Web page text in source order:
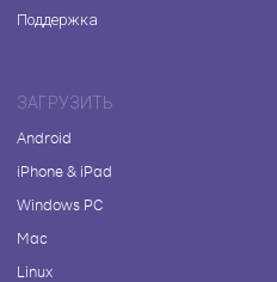
Поддержка
ЗАГРУЗИТЬ
Android
iPhone & iPad
Windows PC
Mac
Linux